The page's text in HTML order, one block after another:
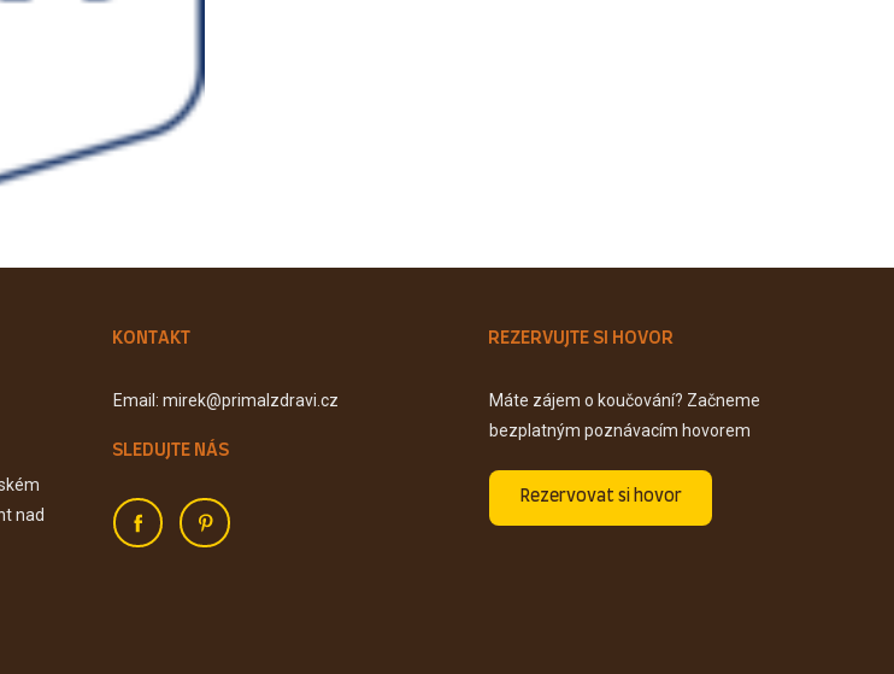
nad
KONTAKT
Email: mirek@primalzdravi.cz
SLEDUJTE NÁS
REZERVUJTE SI HOVOR
Máte zájem o koučování? Začneme
bezplatným poznávacím hovorem
Rezervovat si hovor